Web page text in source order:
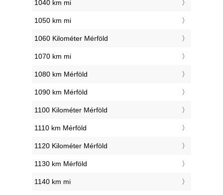
1040 km mi
1050 km mi
1060 Kilométer Mérföld
1070 km mi
1080 km Mérföld
1090 km Mérföld
1100 Kilométer Mérföld
1110 km Mérföld
1120 Kilométer Mérföld
1130 km Mérföld
1140 km mi